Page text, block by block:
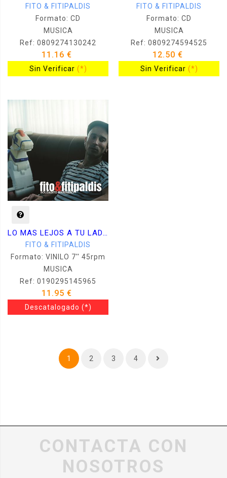
FITO & FITIPALDIS
Formato: CD
MUSICA
Ref: 0809274130242
11.16 €
Sin Verificar (*)
FITO & FITIPALDIS
Formato: CD
MUSICA
Ref: 0809274594525
12.50 €
Sin Verificar (*)
LO MAS LEJOS A TU LADO + SOLDADITO MARINERO -CD + VINILO 7 -
FITO & FITIPALDIS
Formato: VINILO 7'' 45rpm
MUSICA
Ref: 0190295145965
11.95 €
Descatalogado (*)
1 2 3 4
CONTACTA CON
NOSOTROS